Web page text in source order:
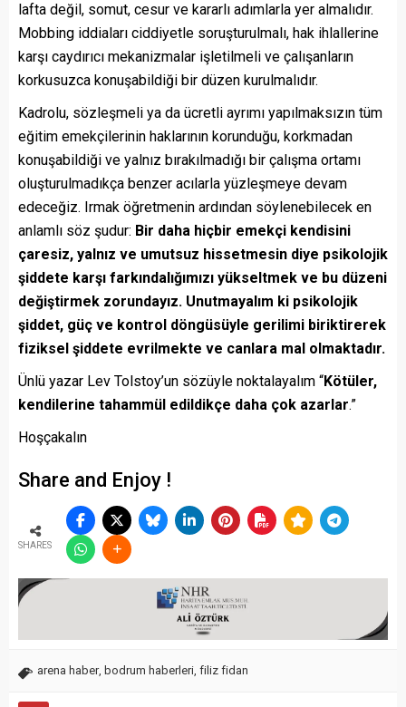
lafta değil, somut, cesur ve kararlı adımlarla yer almalıdır.
Mobbing iddiaları ciddiyetle soruşturulmalı, hak ihlallerine
karşı caydırıcı mekanizmalar işletilmeli ve çalışanların
korkusuzca konuşabildiği bir düzen kurulmalıdır.
Kadrolu, sözleşmeli ya da ücretli ayrımı yapılmaksızın tüm
eğitim emekçilerinin haklarının korunduğu, korkmadan
konuşabildiği ve yalnız bırakılmadığı bir çalışma ortamı
oluşturulmadıkça benzer acılarla yüzleşmeye devam
edeceğiz. Irmak öğretmenin ardından söylenebilecek en
anlamlı söz şudur: Bir daha hiçbir emekçi kendisini
çaresiz, yalnız ve umutsuz hissetmesin diye psikolojik
şiddete karşı farkındalığımızı yükseltmek ve bu düzeni
değiştirmek zorundayız. Unutmayalım ki psikolojik
şiddet, güç ve kontrol döngüsüyle gerilimi biriktirerek
fiziksel şiddete evrilmekte ve canlara mal olmaktadır.
Ünlü yazar Lev Tolstoy’un sözüyle noktalayalım “Kötüler,
kendilerine tahammül edildikçe daha çok azarlar.”
Hoşçakalın
Share and Enjoy !
SHARES
arena haber, bodrum haberleri, filiz fidan